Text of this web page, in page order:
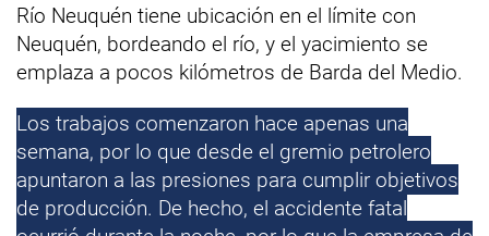
Río Neuquén tiene ubicación en el límite con
Neuquén, bordeando el río, y el yacimiento se
emplaza a pocos kilómetros de Barda del Medio.
Los trabajos comenzaron hace apenas una
semana, por lo que desde el gremio petrolero
apuntaron a las presiones para cumplir objetivos
de producción. De hecho, el accidente fatal